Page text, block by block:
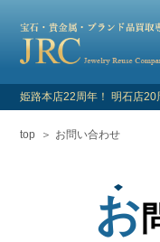
新着情報
姫路本店22周年！ 明石店20
top お問い合わせ
お